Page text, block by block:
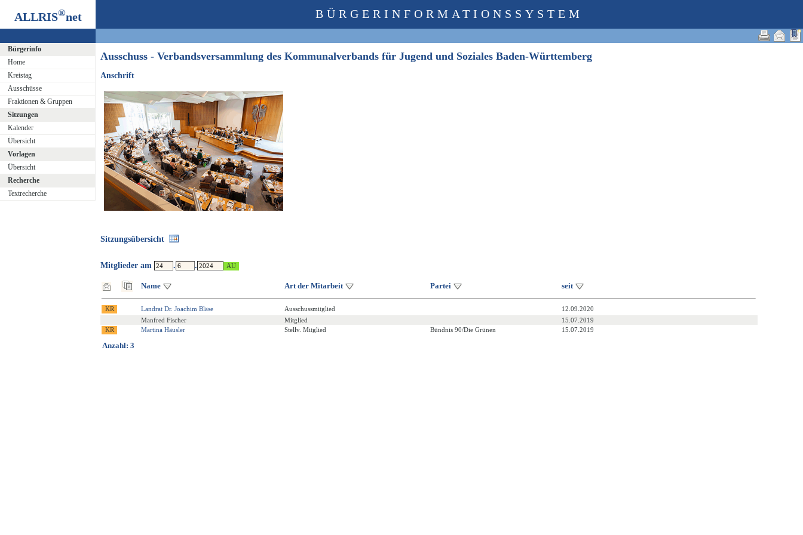
ALLRIS®net
Bürgerinfo
Home
Kreistag
Ausschüsse
Fraktionen & Gruppen
Sitzungen
Kalender
Übersicht
Vorlagen
Übersicht
Recherche
Textrecherche
BÜRGERINFORMATIONSSYSTEM
Ausschuss - Verbandsversammlung des Kommunalverbands für Jugend und Soziales Baden-Württemberg
Anschrift
Sitzungsübersicht
Mitglieder am . .
Name Art der Mitarbeit Partei seit
Landrat Dr. Joachim Bläse Ausschussmitglied
12.09.2020
Manfred Fischer
Mitglied
15.07.2019
Martina Häusler
Stellv. Mitglied Bündnis 90/Die Grünen 15.07.2019
Anzahl: 3